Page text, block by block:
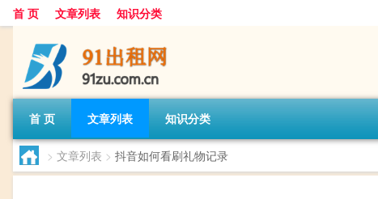
首 页 文章列表 知识分类
首 页 文章列表 知识分类
> 文章列表 > 抖音如何看刷礼物记录